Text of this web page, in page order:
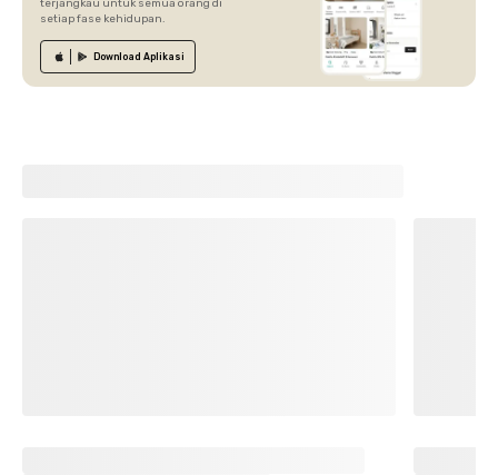
terjangkau untuk semua orang di
setiap fase kehidupan.
Download Aplikasi